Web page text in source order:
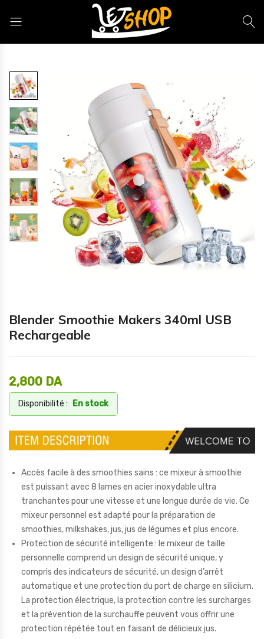
Blender Smoothie Makers 340ml USB
Rechargeable
2,800 DA
Disponibilité : En stock
Accès facile à des smoothies sains : ce mixeur à smoothie
est puissant avec 8 lames en acier inoxydable ultra
tranchantes pour une vitesse et une longue durée de vie. Ce
mixeur personnel est adapté pour la préparation de
smoothies, milkshakes, jus, jus de légumes et plus encore.
Protection de sécurité intelligente : le mixeur de taille
personnelle comprend un design de sécurité unique, y
compris des indicateurs de sécurité, un design d’arrêt
automatique et une protection du port de charge en silicium.
La protection électrique, la protection contre les surcharges
et la prévention de la surchauffe peuvent vous offrir une
protection répétée tout en faisant de délicieux jus.